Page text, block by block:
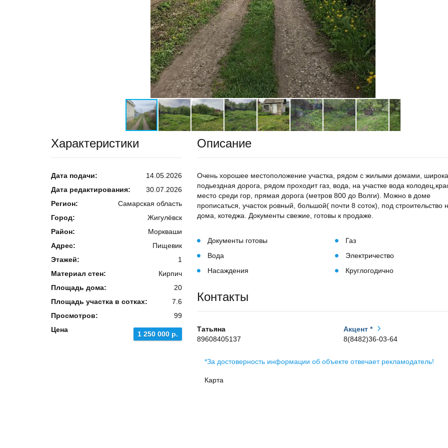
Характеристики
Дата подачи:
14.05.2026
Дата редактирования:
30.07.2026
Регион:
Самарская область
Город:
Жигулёвск
Район:
Моркваши
Адрес:
Пищевик
Этажей:
1
Материал стен:
Кирпич
Площадь дома:
20
Площадь участка в сотках:
7.6
Просмотров:
99
Цена
1 250 000 р.
Описание
Очень хорошее местоположение участка, рядом с жилыми домами,
подьездная дорога, рядом проходит газ, вода, на участке вода
место среди гор, прямая дорога (метров 800 до Волги). Можно в доме
прописаться, участок ровный, большой( почти 8 соток), под строительство
дома, котеджа. Документы свежие, готовы к продаже.
Документы готовы
Газ
Вода
Электричество
Насаждения
Круглогодично
Контакты
Татьяна
89608405137
Акцент *
8(8482)36-03-64
*За достоверность информации об объекте отвечает рекламодатель!
Карта